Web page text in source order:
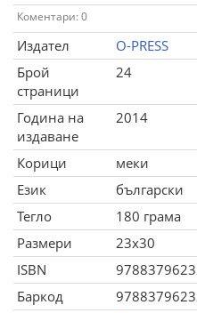
Коментари: 0
Издател
O-PRESS
Брой
страници
24
Година на
издаване
2014
Корици
меки
Език
български
Тегло
180 грама
Размери
23x30
ISBN
Баркод